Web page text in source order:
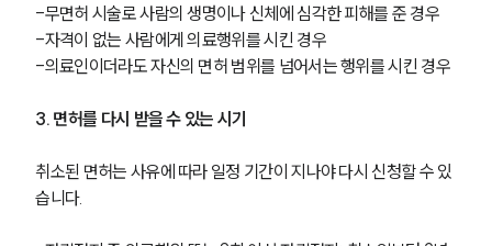
-무면허 시술로 사람의 생명이나 신체에 심각한 피해를 준 경우
-자격이 없는 사람에게 의료행위를 시킨 경우
-의료인이더라도 자신의 면허 범위를 넘어서는 행위를 시킨 경우
3. 면허를 다시 받을 수 있는 시기
취소된 면허는 사유에 따라 일정 기간이 지나야 다시 신청할 수 있
습니다.